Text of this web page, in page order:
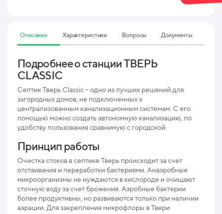
Описание Характеристики Вопросы Документы
Подробнее о станции ТВЕРЬ
CLASSIC
Септик Тверь Classic – одно из лучших решений для
загородных домов, не подключенных к
централизованным канализационным системам. С его
помощью можно создать автономную канализацию, по
удобству пользования сравнимую с городской.
Принцип работы
Очистка стоков в септике Тверь происходит за счет
отстаивания и переработки бактериями. Анаэробные
микроорганизмы не нуждаются в кислороде и очищают
сточную воду за счет брожения. Аэробные бактерии
более продуктивны, но развиваются только при наличии
аэрации. Для закрепления микрофлоры в Твери